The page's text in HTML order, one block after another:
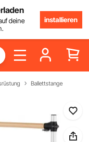
deine
installieren
Ballettstange